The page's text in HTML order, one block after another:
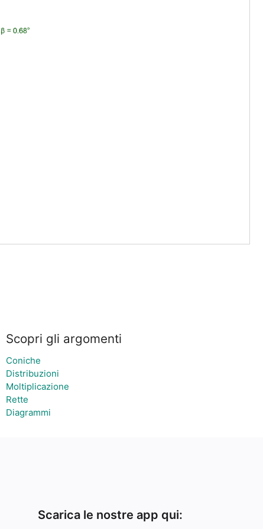
Scopri gli argomenti
Coniche
Distribuzioni
Moltiplicazione
Rette
Diagrammi
Scarica le nostre app qui: